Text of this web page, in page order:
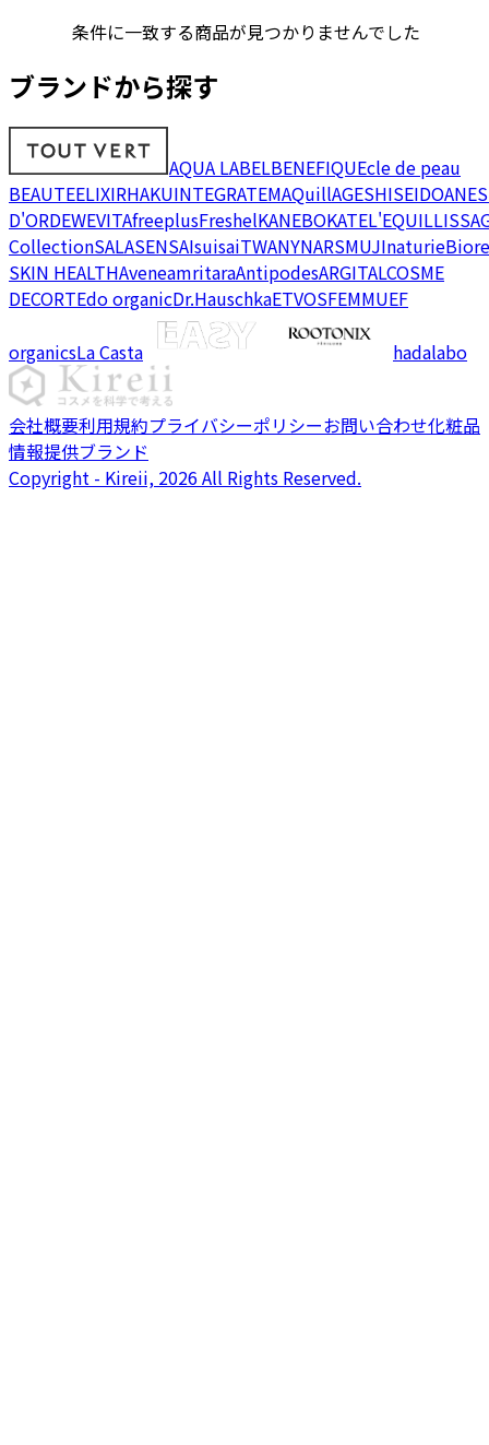
条件に一致する商品が見つかりませんでした
ブランドから探す
AQUA LABELBENEFIQUEcle de peau
BEAUTEELIXIRHAKUINTEGRATEMAQuillAGESHISEIDO
D'ORDEWEVITAfreeplusFreshelKANEBOKATEL'EQUIL
CollectionSALASENSAIsuisaiTWANYNARSMUJInaturieBiore
SKIN HEALTHAveneamritaraAntipodesARGITALCOSME
DECORTEdo organicDr.HauschkaETVOSFEMMUEF
organicsLa Casta hadalabo
会社概要利用規約プライバシーポリシーお問い合わせ化粧品
情報提供ブランド
Copyright - Kireii, 2026 All Rights Reserved.